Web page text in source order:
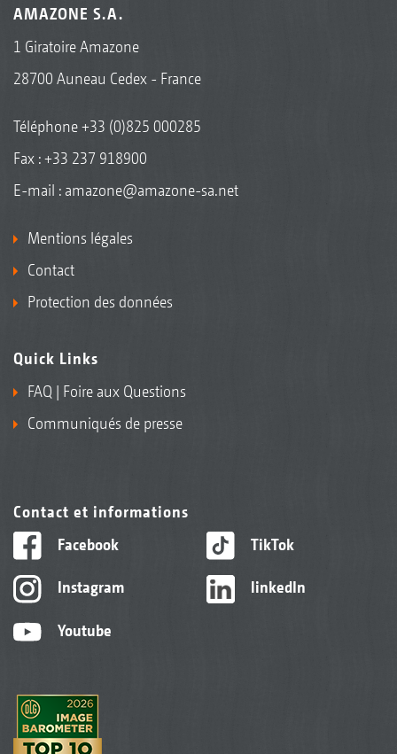
AMAZONE S.A.
1 Giratoire Amazone
28700 Auneau Cedex - France
Téléphone+33 (0)825 000285
Fax : +33 237 918900
E-mail : amazone@amazone-sa.net
Mentions légales
Contact
Protection des données
Quick Links
FAQ | Foire aux Questions
Communiqués de presse
Contact et informations
Facebook
Instagram
Youtube
TikTok
linkedIn